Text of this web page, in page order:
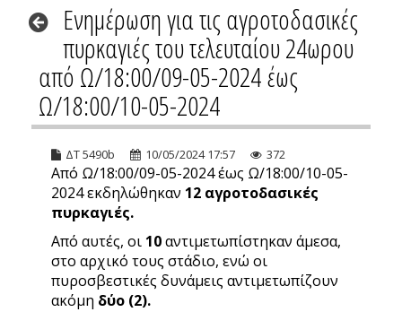
Ενημέρωση για τις αγροτοδασικές
πυρκαγιές του τελευταίου 24ωρου
από Ω/18:00/09-05-2024 έως
Ω/18:00/10-05-2024
ΔΤ 5490b 10/05/2024 17:57 372
Από Ω/18:00/09-05-2024 έως Ω/18:00/10-05-
2024 εκδηλώθηκαν 12 αγροτοδασικές
πυρκαγιές.
Από αυτές, οι 10αντιμετωπίστηκαν άμεσα,
στο αρχικό τους στάδιο, ενώ οι
πυροσβεστικές δυνάμεις αντιμετωπίζουν
ακόμη δύο (2).